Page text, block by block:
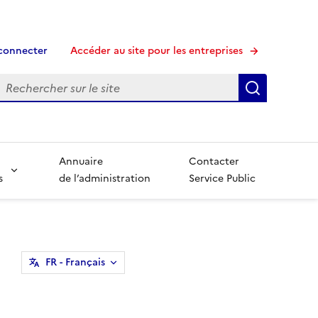
Accéder au site pour les entreprises
Recherche
Annuaire
de l’administration
Contacter
Service Public
FR- Français